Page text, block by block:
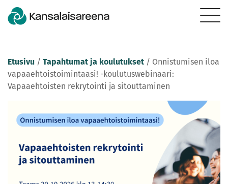
Etusivu / Tapahtumat ja koulutukset / Onnistumisen iloa
vapaaehtoistoimintaasi! -koulutuswebinaari:
Vapaaehtoisten rekrytointi ja sitouttaminen